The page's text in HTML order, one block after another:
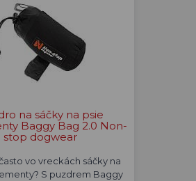
na sáčky na psie
Baggy Bag 2.0 Non-
stop dogwear
vo vreckách sáčky na
S puzdrem Baggy